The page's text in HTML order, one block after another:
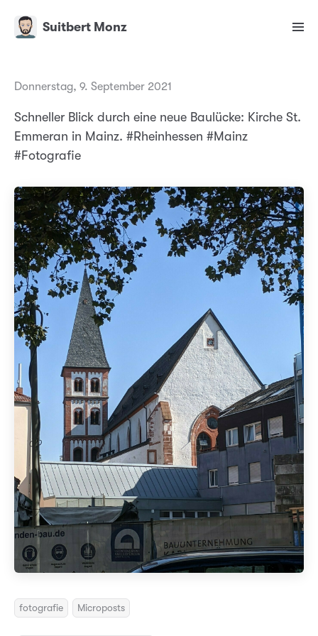
Suitbert Monz
Donnerstag, 9. September 2021
Schneller Blick durch eine neue Baulücke: Kirche St.
Emmeran in Mainz. #Rheinhessen #Mainz
#Fotografie
fotografie Microposts